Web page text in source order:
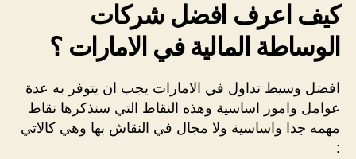
كيف اعرف افضل شركات
الوساطة المالية في الامارات ؟
افضل وسيط تداول في الامارات يجب ان يتوفر به عدة
عوامل وامور اساسية وهذه النقاط التي سنذكرها نقاط
مهمه جدا واساسية ولا مجال في النقاش بها وهي كالاتي
: